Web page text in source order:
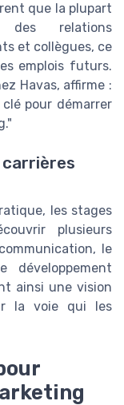
que la plupart
relations
et collègues, ce
emplois futurs.
Havas, affirme :
pour démarrer
les stages
plusieurs
le
ainsi une vision
la voie qui les